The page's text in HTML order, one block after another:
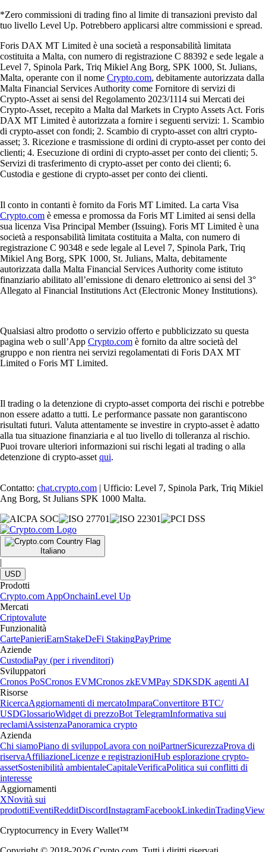
*Zero commissioni di trading fino al limite di transazioni previsto dal
tuo livello Level Up. Potrebbero applicarsi altre commissioni e spread.
Foris DAX MT Limited è una società a responsabilità limitata
costituita a Malta, con numero di registrazione C 88392 e sede legale a
Level 7, Spinola Park, Triq Mikiel Ang Borg, SPK 1000, St. Julians,
Malta, operante con il nome Crypto.com, debitamente autorizzata dalla
Malta Financial Services Authority come Fornitore di servizi di
Crypto-Asset ai sensi del Regolamento 2023/1114 sui Mercati dei
Crypto-Asset, recepito a Malta dal Markets in Crypto Assets Act. Foris
DAX MT Limited è autorizzata a fornire i seguenti servizi: 1. Scambio
di crypto-asset con fondi; 2. Scambio di crypto-asset con altri crypto-
asset; 3. Ricezione e trasmissione di ordini di crypto-asset per conto dei
clienti; 4. Esecuzione di ordini di crypto-asset per conto dei clienti; 5.
Servizi di trasferimento di crypto-asset per conto dei clienti; 6.
Custodia e gestione di crypto-asset per conto dei clienti.
Il conto in contanti è fornito da Foris MT Limited. La carta Visa
Crypto.com è emessa e promossa da Foris MT Limited ai sensi della
sua licenza Visa Principal Member (Issuing). Foris MT Limited è una
società a responsabilità limitata costituita a Malta, con numero di
registrazione C 90348 e sede legale al Level 7, Spinola Park, Triq
Mikiel Ang Borg, SPK 1000, St. Julians, Malta, debitamente
autorizzata dalla Malta Financial Services Authority come istituto
finanziario abilitato all’emissione di denaro elettronico ai sensi del 3°
Allegato al Financial Institutions Act (Electronic Money Institutions).
Qualsiasi altro prodotto o servizio offerto e pubblicizzato su questa
pagina web o sull’App Crypto.com è fornito da altre società del
gruppo e non rientra nei servizi regolamentati di Foris DAX MT
Limited o Foris MT Limited.
Il trading o la detenzione di crypto-asset comporta dei rischi e potrebbe
non essere adatto a tutti. Le performance passate non garantiscono
risultati futuri. Valuta attentamente se investire in crypto-asset è adatto
alla tua situazione finanziaria e al tuo livello di tolleranza al rischio.
Puoi trovare ulteriori informazioni sui rischi legati al trading o alla
detenzione di crypto-asset qui.
Contatto: chat.crypto.com | Ufficio: Level 7, Spinola Park, Triq Mikiel
Ang Borg, St Julians SPK 1000 Malta.
Italiano
|
USD
Prodotti
Crypto.com AppOnchainLevel Up
Mercati
Criptovalute
Funzionalità
CartePanieriEarnStakeDeFi StakingPayPrime
Aziende
CustodiaPay (per i rivenditori)
Sviluppatori
Cronos PoSCronos EVMCronos zkEVMPay SDKSDK agenti AI
Risorse
RicercaAggiornamenti di mercatoImparaConvertitore BTC/
USDGlossarioWidget di prezzoBot TelegramInformativa sui
reclamiAssistenzaPanoramica crypto
Azienda
Chi siamoPiano di sviluppoLavora con noiPartnerSicurezzaProva di
riservaAffiliazioneLicenze e registrazioniHub esplorazione crypto-
assetSostenibilità ambientaleCapitaleVerificaPolitica sui conflitti di
interesse
Aggiornamenti
XNovità sui
prodottiEventiRedditDiscordInstagramFacebookLinkedinTradingView
Cryptocurrency in Every Wallet™